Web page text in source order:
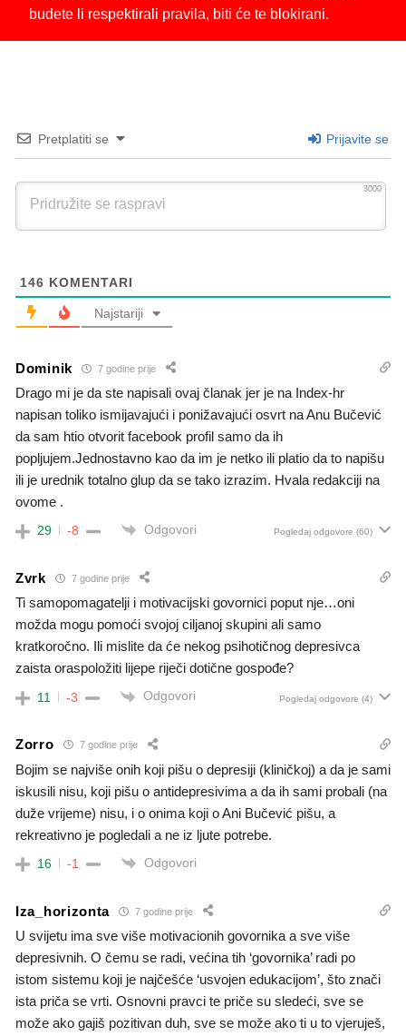
budete li respektirali pravila, biti će te blokirani.
Pretplatiti se Prijavite se
3000
146 KOMENTARI
Najstariji
Dominik 7 godine prije
Drago mi je da ste napisali ovaj članak jer je na Index-hr
napisan toliko ismijavajući i ponižavajući osvrt na Anu Bučević
da sam htio otvorit facebook profil samo da ih
popljujem.Jednostavno kao da im je netko ili platio da to napišu
ili je urednik totalno glup da se tako izrazim. Hvala redakciji na
ovome .
29 -8 Odgovori Pogledaj odgovore (60)
Zvrk 7 godine prije
Ti samopomagatelji i motivacijski govornici poput nje…oni
možda mogu pomoći svojoj ciljanoj skupini ali samo
kratkoročno. Ili mislite da će nekog psihotičnog depresivca
zaista oraspoložiti lijepe riječi dotične gospođe?
11 -3 Odgovori Pogledaj odgovore (4)
Zorro 7 godine prije
Bojim se najviše onih koji pišu o depresiji (kliničkoj) a da je sami
iskusili nisu, koji pišu o antidepresivima a da ih sami probali (na
duže vrijeme) nisu, i o onima koji o Ani Bučević pišu, a
rekreativno je pogledali a ne iz ljute potrebe.
16 -1 Odgovori
Iza_horizonta 7 godine prije
U svijetu ima sve više motivacionih govornika a sve više
depresivnih. O čemu se radi, većina tih ‘govornika’ radi po
istom sistemu koji je najčešće ‘usvojen edukacijom’, što znači
ista priča se vrti. Osnovni pravci te priče su sledeći, sve se
može ako gajiš pozitivan duh, sve se može ako ti u to vjeruješ,